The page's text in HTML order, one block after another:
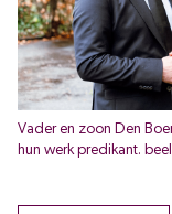
Vader en zoon Den
hun werk predikant.